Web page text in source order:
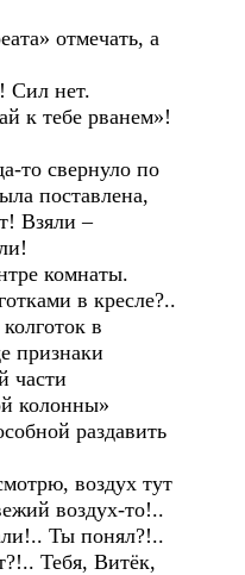
отмечать, а
нет.
тебе рванем»!
свернуло по
поставлена,
Взяли –
комнаты.
в кресле?..
в
признаки
части
колонны»
раздавить
воздух тут
воздух-то!..
Ты понял?!..
Тебя, Витёк,